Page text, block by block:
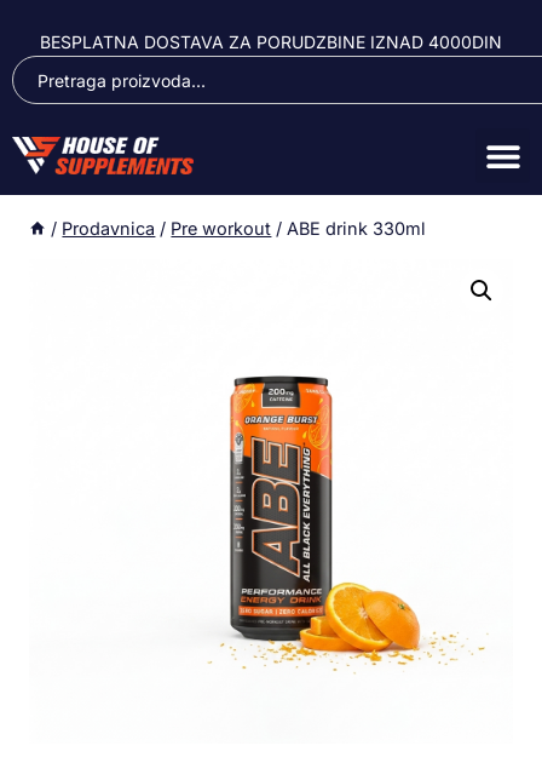
BESPLATNA DOSTAVA ZA PORUDZBINE IZNAD 4000DIN
/ Prodavnica / Pre workout / ABE drink 330ml